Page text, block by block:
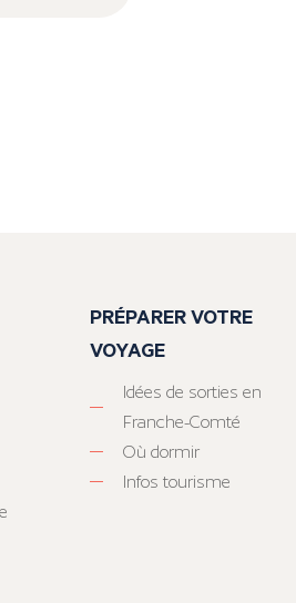
PRÉPARER VOTRE
VOYAGE
Idées de sorties en
Franche-Comté
Où dormir
Infos tourisme